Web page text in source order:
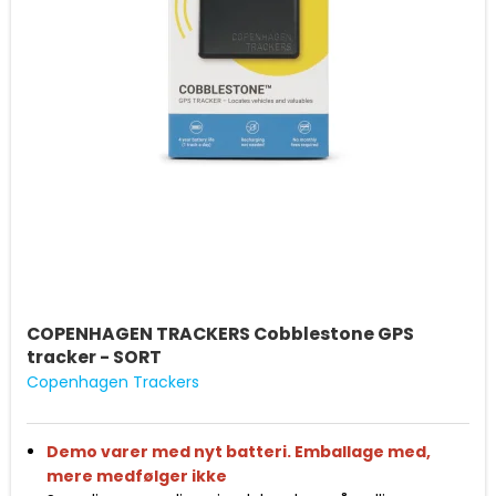
normalt. Ridserne skyldes selve produktionen af
COPENHAGEN TRACKERS Cobblestone GPS
tracker - SORT
Copenhagen Trackers
Demo varer med nyt batteri. Emballage med,
mere medfølger ikke